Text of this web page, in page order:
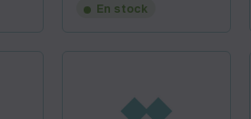
En stock